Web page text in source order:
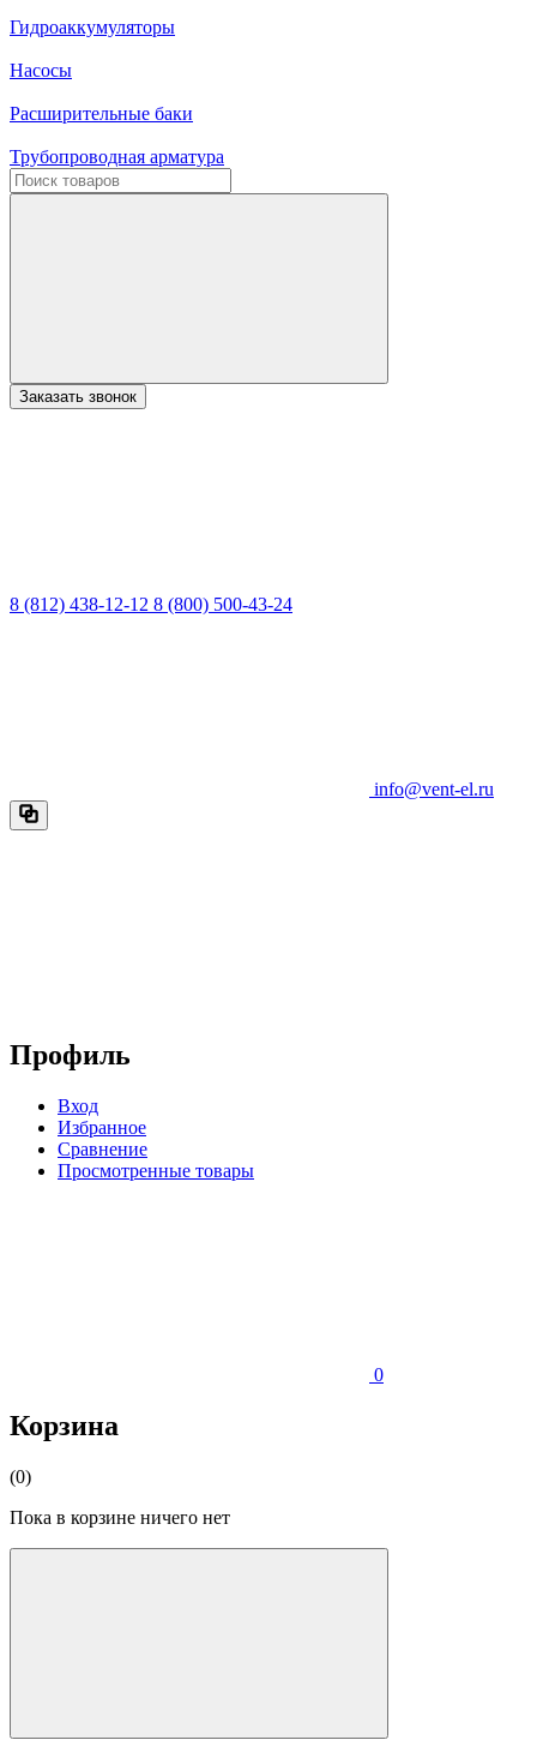
Гидроаккумуляторы
Насосы
Расширительные баки
Трубопроводная арматура
Заказать звонок
8 (812) 438-12-12 8 (800) 500-43-24
info@vent-el.ru
Профиль
Вход
Избранное
Сравнение
Просмотренные товары
0
Корзина
(0)
Пока в корзине ничего нет